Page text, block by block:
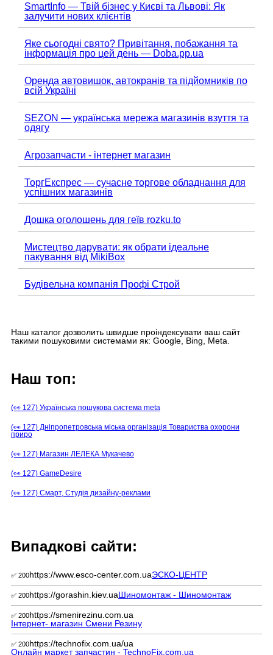
SmartInfo — Твій бізнес у Києві та Львові: Як
залучити нових клієнтів
Яке сьогодні свято? Привітання, побажання та
інформація про цей день — Doba.pp.ua
Оренда автовишок, автокранів та підйомників по
всій Україні
SEZON — українська мережа магазинів взуття та
одягу
Агрозапчасти - інтернет магазин
ТоргЕкспрес — сучасне торгове обладнання для
успішних магазинів
Дошка оголошень для геїв rozku.to
Мистецтво дарувати: як обрати ідеальне
пакування від MikiBox
Будівельна компанія Профі Строй
Наш каталог дозволить швидше проіндексувати ваш сайт
такими пошуковими системами як: Google, Bing, Meta.
Наш топ:
(👀 127) Українська пошукова система meta
(👀 127) Дніпропетровська міська організація Товариства охорони
приро
(👀 127) Магазин ЛЕЛЕКА Мукачево
(👀 127) GameDesire
(👀 127) Смарт, Студія дизайну-реклами
Випадкові сайти:
✅ 200https://www.esco-center.com.uaЭСКО-ЦЕНТР
✅ 200https://gorashin.kiev.uaШиномонтаж - Шиномонтаж
✅ 200https://smenirezinu.com.ua
Інтернет- магазин Смени Резину
✅ 200https://technofix.com.ua/ua
Онлайн маркет запчастин - TechnoFix.com.ua